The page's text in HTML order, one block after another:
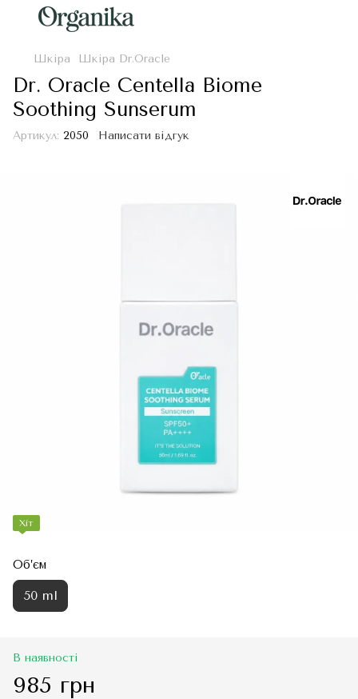
Шкіра Шкіра Dr.Oracle
Dr. Oracle Centella Biome
Soothing Sunserum
Артикул: 2050 Написати відгук
Хіт
Об’єм
50 ml
В наявності
985 грн